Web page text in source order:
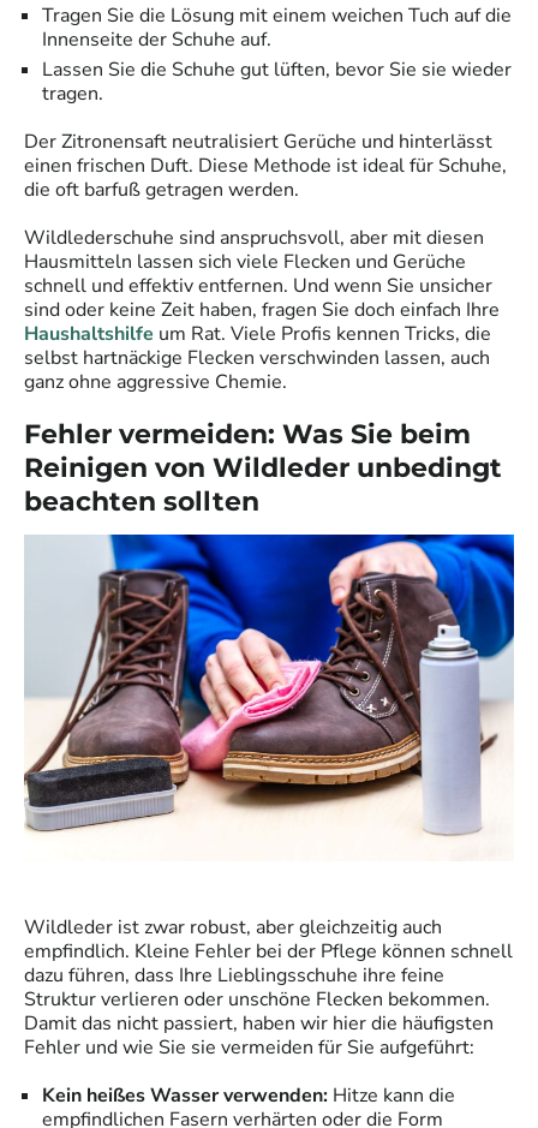
Tragen Sie die Lösung mit einem weichen Tuch auf die
Innenseite der Schuhe auf.
Lassen Sie die Schuhe gut lüften, bevor Sie sie wieder
tragen.
Der Zitronensaft neutralisiert Gerüche und hinterlässt
einen frischen Duft. Diese Methode ist ideal für Schuhe,
die oft barfuß getragen werden.
Wildlederschuhe sind anspruchsvoll, aber mit diesen
Hausmitteln lassen sich viele Flecken und Gerüche
schnell und effektiv entfernen. Und wenn Sie unsicher
sind oder keine Zeit haben, fragen Sie doch einfach Ihre
Haushaltshilfe um Rat. Viele Profis kennen Tricks, die
selbst hartnäckige Flecken verschwinden lassen, auch
ganz ohne aggressive Chemie.
Fehler vermeiden: Was Sie beim
Reinigen von Wildleder unbedingt
beachten sollten
Wildleder ist zwar robust, aber gleichzeitig auch
empfindlich. Kleine Fehler bei der Pflege können schnell
dazu führen, dass Ihre Lieblingsschuhe ihre feine
Struktur verlieren oder unschöne Flecken bekommen.
Damit das nicht passiert, haben wir hier die häufigsten
Fehler und wie Sie sie vermeiden für Sie aufgeführt:
Kein heißes Wasser verwenden: Hitze kann die
empfindlichen Fasern verhärten oder die Form